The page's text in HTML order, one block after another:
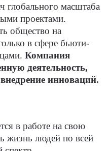
глобального масштаба
проектами.
общество на
в сфере бьюти-
Компания
деятельность,
инноваций.
в работе на свою
жизнь людей по всей